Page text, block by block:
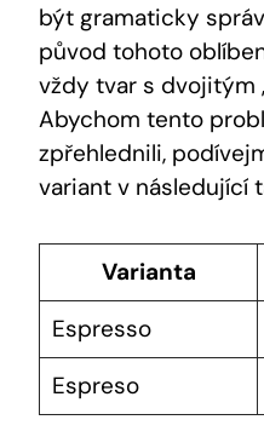
být gramaticky
původ tohoto
vždy tvar s dvojitým
Abychom tento
zpřehlednili,
variant v následující
Varianta
Espresso
Espreso